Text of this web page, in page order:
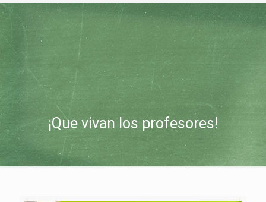
¡Que vivan los profesores!